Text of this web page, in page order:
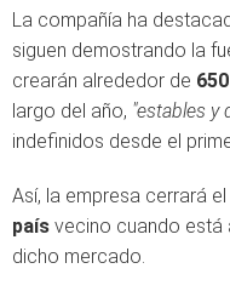
La compañía ha
siguen demostrando la
crearán alrededor de
largo del año, "estables y
indefinidos desde el
Así, la empresa cerrará
país vecino cuando está
dicho mercado.